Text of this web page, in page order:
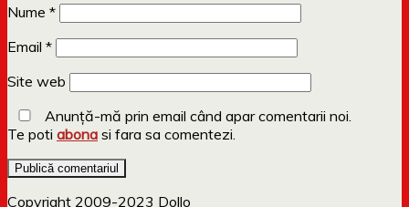
Nume *
Email *
Site web
Anunță-mă prin email când apar comentarii noi.
Te poti abona si fara sa comentezi.
Copyright 2009-2023 Dollo